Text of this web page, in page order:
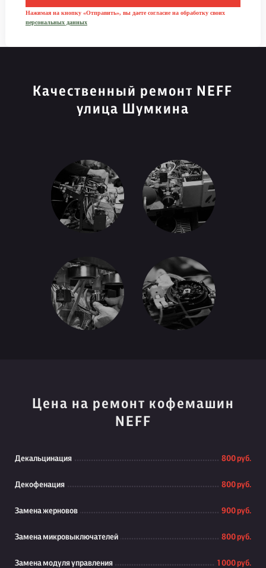
Нажимая на кнопку «Отправить», вы даете согласие на обработку своих
персональных данных
Качественный ремонт NEFF
улица Шумкина
Цена на ремонт кофемашин
NEFF
Декальцинация 800 руб.
Декофенация 800 руб.
Замена жерновов 900 руб.
Замена микровыключателей 800 руб.
Замена модуля управления 1 000 руб.